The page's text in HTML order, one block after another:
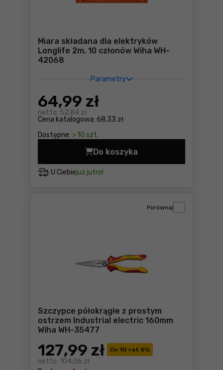
Miara składana dla elektryków
Longlife 2m, 10 członów Wiha WH-
42068
Parametry
Cena katalogowa: 68,33 zł
64,99 zł
netto: 52,84 zł
Dostępne: > 10 szt.
U Ciebiejuż jutro!
Do koszyka
Miara składana dla
Szczypce półokrągłe z prostym
ostrzem Industrial electric 160mm
Wiha WH-35477
Do 10 rat 0%
127,99 zł
netto: 104,06 zł
Porównaj